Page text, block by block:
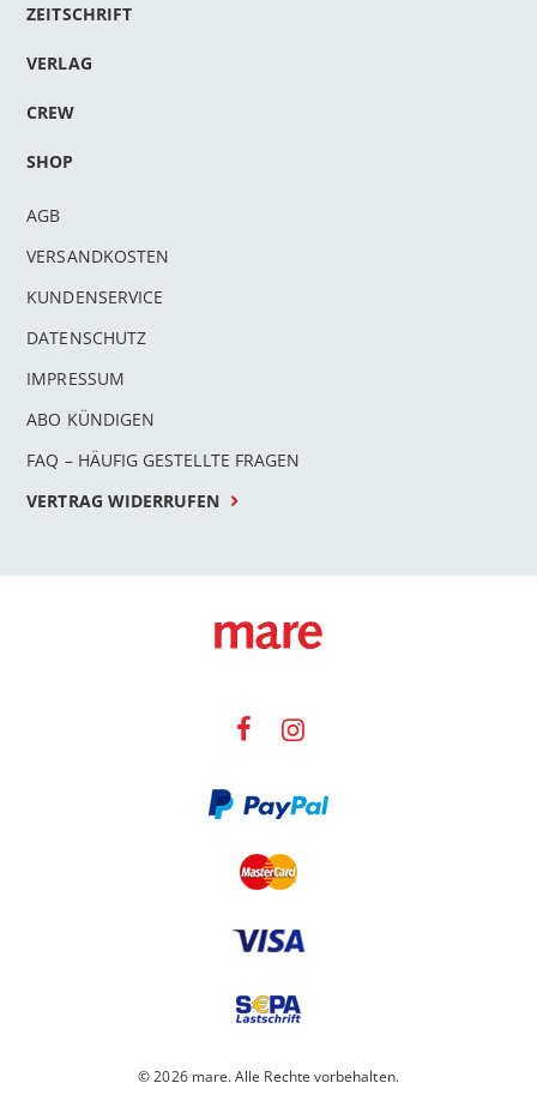
ZEITSCHRIFT
VERLAG
CREW
SHOP
AGB
VERSANDKOSTEN
KUNDENSERVICE
DATENSCHUTZ
IMPRESSUM
ABO KÜNDIGEN
FAQ – HÄUFIG GESTELLTE FRAGEN
VERTRAG WIDERRUFEN
© 2026 mare. Alle Rechte vorbehalten.